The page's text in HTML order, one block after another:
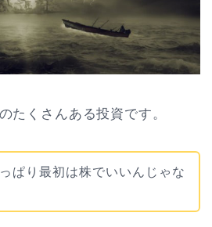
たくさんある投資です。
ぱり最初は株でいいんじゃな